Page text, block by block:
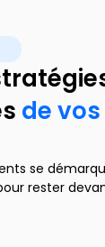
de vos
se
rester